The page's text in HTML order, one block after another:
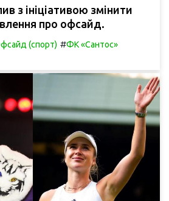
з ініціативою змінити
про офсайд.
(спорт) #ФК «Сантос»